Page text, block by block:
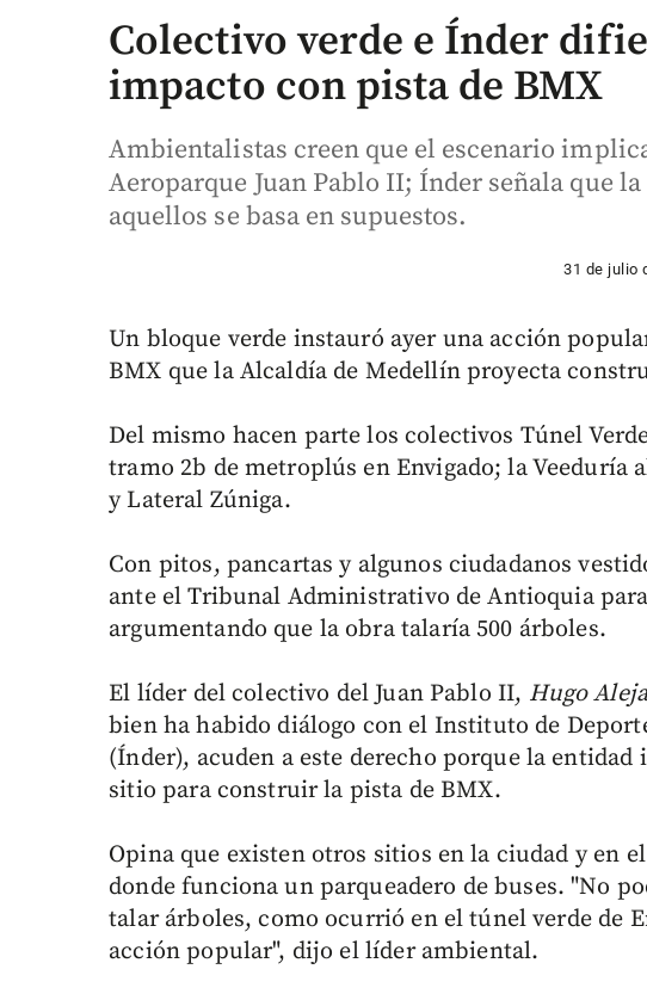
Colectivo verde e Índer
impacto con pista de BMX
Ambientalistas creen que el escenario
Aeroparque Juan Pablo II; Índer señala que
aquellos se basa en supuestos.
31 de julio
Un bloque verde instauró ayer una acción
BMX que la Alcaldía de Medellín proyecta
Del mismo hacen parte los colectivos Túnel
tramo 2b de metroplús en Envigado; la Veeduría
y Lateral Zúniga.
Con pitos, pancartas y algunos ciudadanos
ante el Tribunal Administrativo de Antioquia
argumentando que la obra talaría 500 árboles.
El líder del colectivo del Juan Pablo II, Hugo
bien ha habido diálogo con el Instituto de
(Índer), acuden a este derecho porque la entidad
sitio para construir la pista de BMX.
Opina que existen otros sitios en la ciudad y en
donde funciona un parqueadero de buses. "No
talar árboles, como ocurrió en el túnel verde de
acción popular", dijo el líder ambiental.